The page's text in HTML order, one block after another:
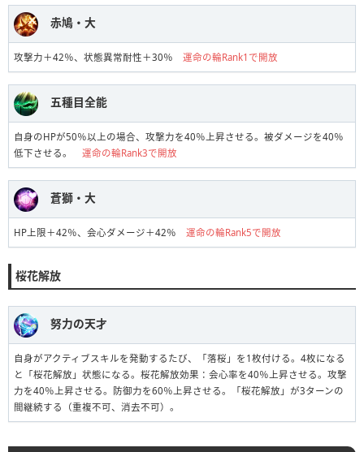
赤鳩・大
攻撃力＋42％、状態異常耐性＋30％ 運命の輪Rank1で開放
五種目全能
自身のHPが50％以上の場合、攻撃力を40％上昇させる。被ダメージを40％
低下させる。 運命の輪Rank3で開放
蒼獅・大
HP上限＋42％、会心ダメージ＋42％ 運命の輪Rank5で開放
桜花解放
努力の天才
自身がアクティブスキルを発動するたび、「落桜」を1枚付ける。4枚になる
と「桜花解放」状態になる。桜花解放効果：会心率を40％上昇させる。攻撃
力を40％上昇させる。防御力を60％上昇させる。「桜花解放」が3ターンの
間継続する（重複不可、消去不可）。